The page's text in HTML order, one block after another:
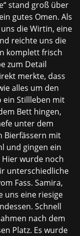
stand groß über
gutes Omen. Als
die Wirtin, eine
reichte uns die
komplett frisch
zum Detail
merkte, dass
alles um den
ein Stillleben mit
Bett hingen,
unter dem
Bierfässern mit
und gingen ein
wurde noch
unterschiedliche
Fass. Samira,
uns eine riesige
Schnell
nach dem
Platz. Es wurde